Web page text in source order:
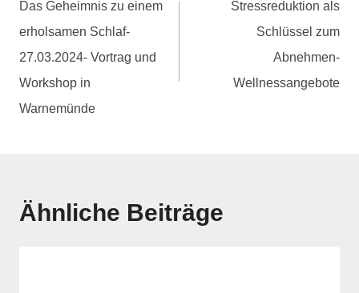
Das Geheimnis zu einem
erholsamen Schlaf-
27.03.2024- Vortrag und
Workshop in
Warnemünde
Stressreduktion als
Schlüssel zum
Abnehmen-
Wellnessangebote
Ähnliche Beiträge